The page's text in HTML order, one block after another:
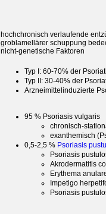
hochchronisch verlaufende
groblamellärer schuppung
nicht-genetische Faktoren
Typ I: 60-70% der
Typ II: 30-40% der
Arzneimittelinduzierte
95 % Psoriasis vulgaris
chronisch-
exanthemisch
0,5-2,5 % Psoriasis
Psoriasis
Akrodermatitis
Erythema
Impetigo
Psoriasis